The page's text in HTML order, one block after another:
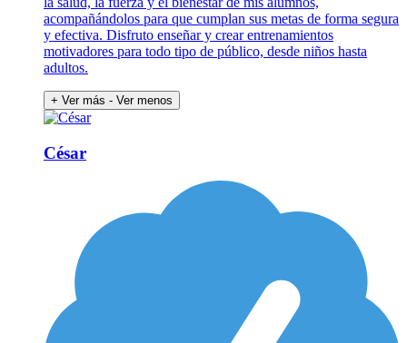
acompañándolos para que cumplan sus metas de forma segura
y efectiva. Disfruto enseñar y crear entrenamientos
motivadores para todo tipo de público, desde niños hasta
adultos.
+ Ver más - Ver menos
César